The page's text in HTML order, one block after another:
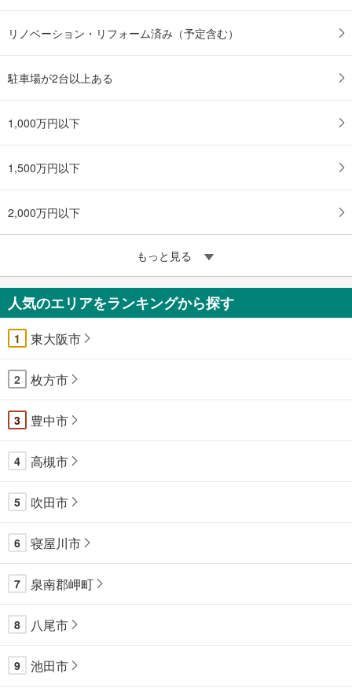
リノベーション・リフォーム済み（予定含む）
駐車場が2台以上ある
1,000万円以下
1,500万円以下
2,000万円以下
もっと見る
人気のエリアをランキングから探す
1 東大阪市
2 枚方市
3 豊中市
4 高槻市
5 吹田市
6 寝屋川市
7 泉南郡岬町
8 八尾市
9 池田市